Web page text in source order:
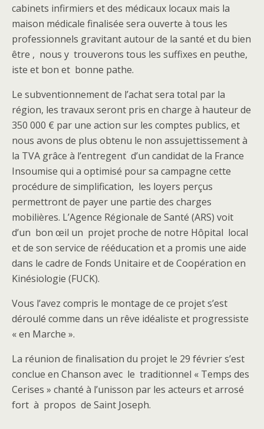
cabinets infirmiers et des médicaux locaux mais la
maison médicale finalisée sera ouverte à tous les
professionnels gravitant autour de la santé et du bien
être , nous y trouverons tous les suffixes en peuthe,
iste et bon et bonne pathe.
Le subventionnement de l’achat sera total par la
région, les travaux seront pris en charge à hauteur de
350 000 € par une action sur les comptes publics, et
nous avons de plus obtenu le non assujettissement à
la TVA grâce à l’entregent d’un candidat de la France
Insoumise qui a optimisé pour sa campagne cette
procédure de simplification, les loyers perçus
permettront de payer une partie des charges
mobilières. L’Agence Régionale de Santé (ARS) voit
d’un bon œil un projet proche de notre Hôpital local
et de son service de rééducation et a promis une aide
dans le cadre de Fonds Unitaire et de Coopération en
Kinésiologie (FUCK).
Vous l’avez compris le montage de ce projet s’est
déroulé comme dans un rêve idéaliste et progressiste
« en Marche ».
La réunion de finalisation du projet le 29 février s’est
conclue en Chanson avec le traditionnel « Temps des
Cerises » chanté à l’unisson par les acteurs et arrosé
fort à propos de Saint Joseph.